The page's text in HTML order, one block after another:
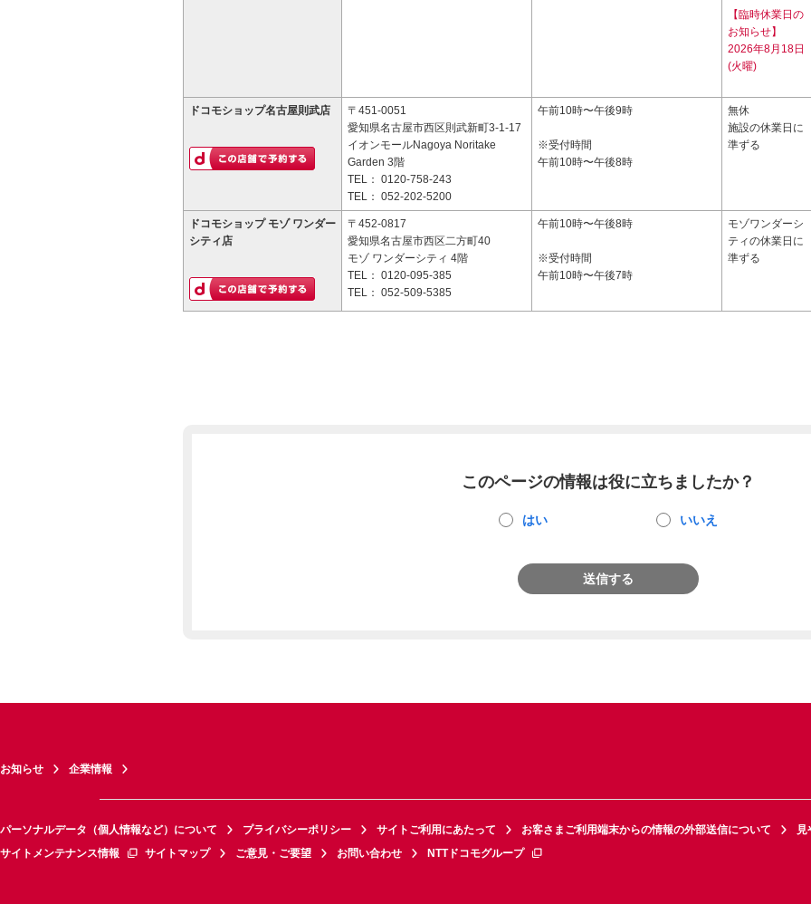
【臨時休業日の
お知らせ】
2026年8月18日
(火曜)
ドコモショップ名古屋則武店
〒451-0051
愛知県名古屋市西区則武新町3-1-17
イオンモールNagoya Noritake
Garden 3階
TEL： 0120-758-243
TEL： 052-202-5200
午前10時〜午後9時
※受付時間
午前10時〜午後8時
無休
施設の休業日に
準ずる
ドコモショップ モゾ ワンダー
シティ店
〒452-0817
愛知県名古屋市西区二方町40
モゾ ワンダーシティ 4階
TEL： 0120-095-385
TEL： 052-509-5385
午前10時〜午後8時
※受付時間
午前10時〜午後7時
モゾワンダーシ
ティの休業日に
準ずる
このページの情報は役に立ちましたか？
はい いいえ
送信する
お知らせ 企業情報
パーソナルデータ（個人情報など）について プライバシーポリシー サイトご利用にあたって お客さまご利用端末からの情報の外部送信について
見
サイトメンテナンス情報
サイトマップ ご意見・ご要望 お問い合わせ NTTドコモグループ